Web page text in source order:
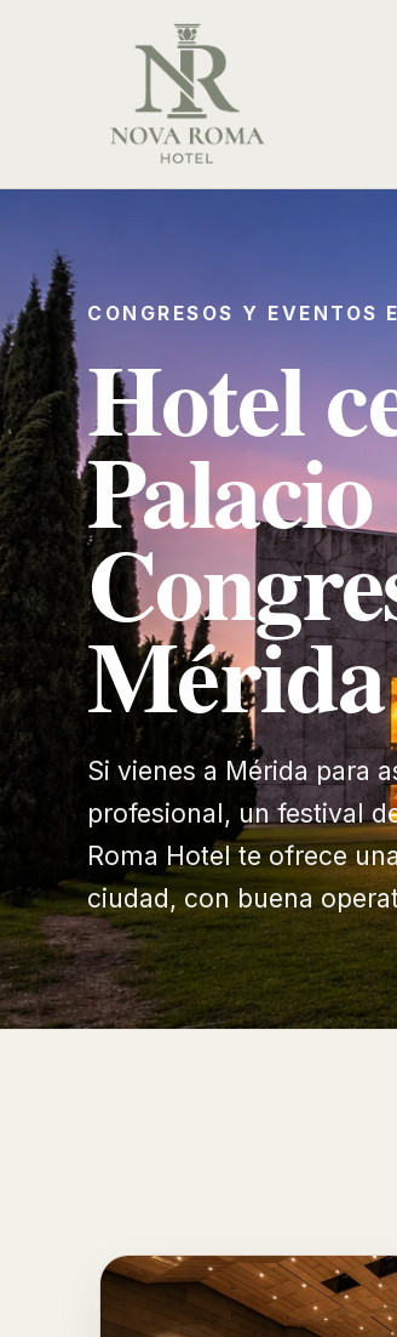
CONGRESOS Y EVENTOS
Hotel
Mérida
Si vienes a Mérida para
profesional, un festival
Roma Hotel te ofrece
ciudad, con buena